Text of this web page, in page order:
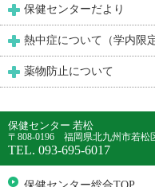
保健センターだより
熱中症について（学内限定
薬物防止について
保健センター 若松
〒808-0196 福岡県北九州市若松
TEL. 093-695-6017